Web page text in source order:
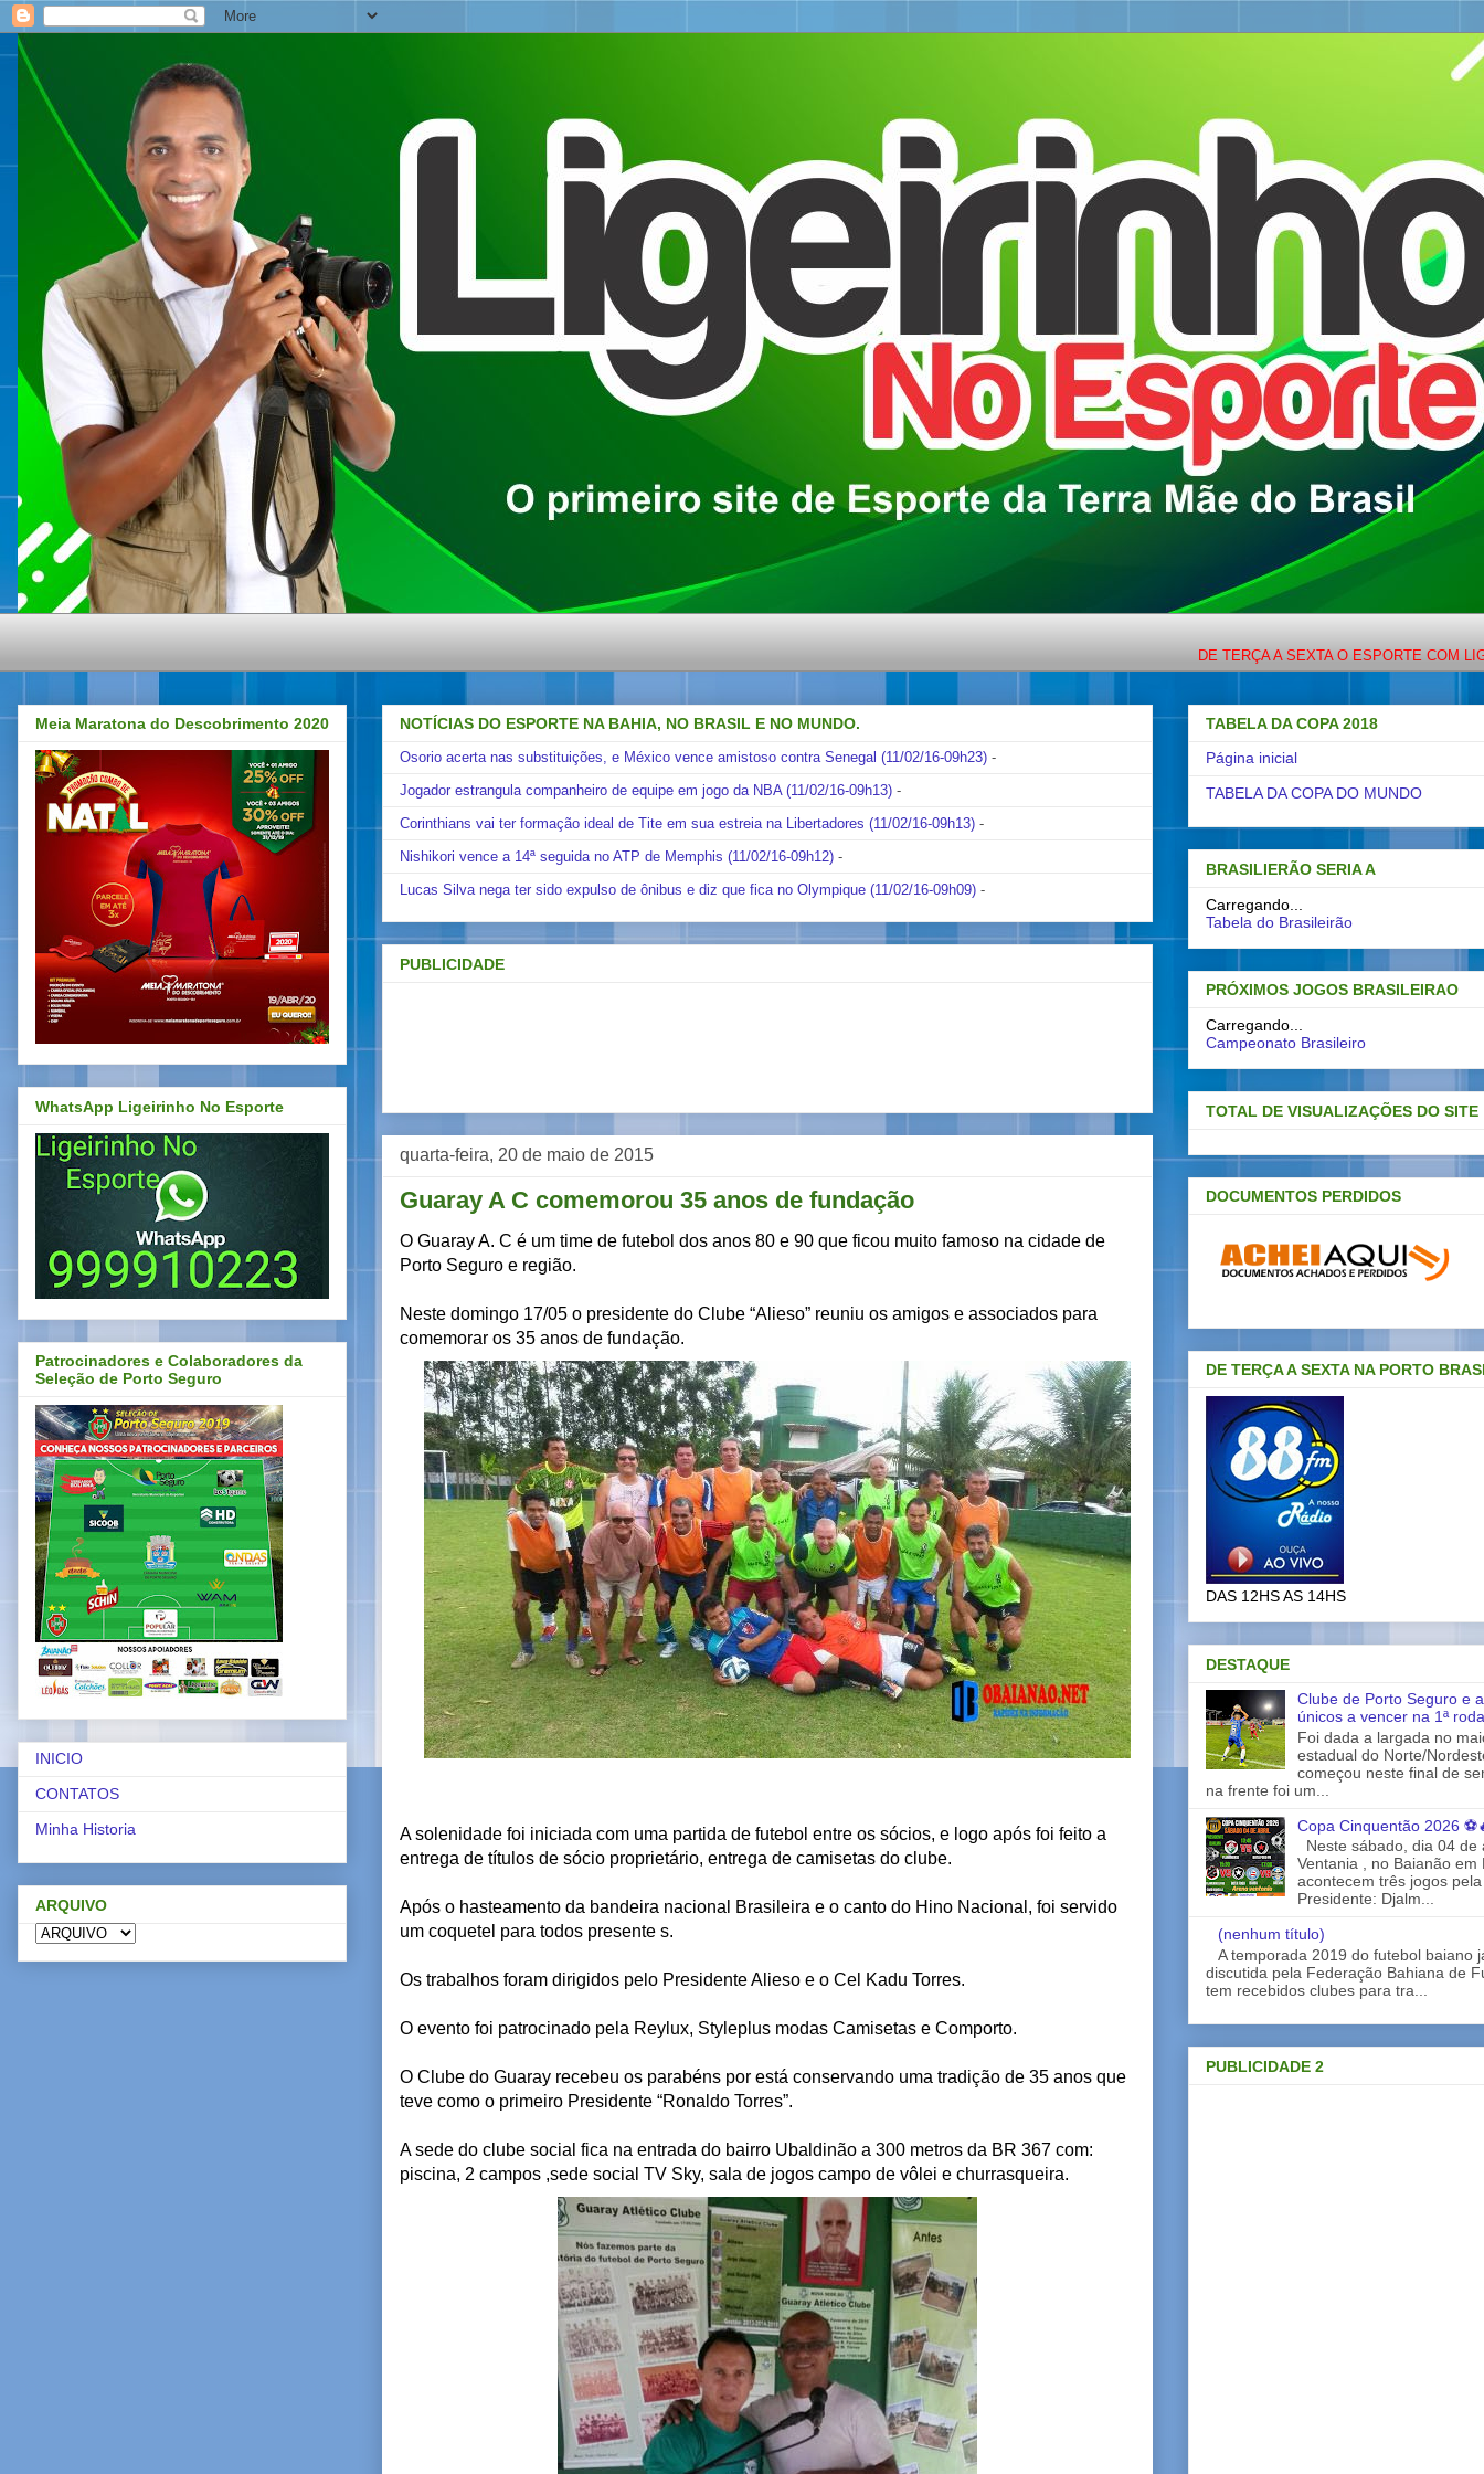
DE TERÇA A SEXTA O ESPORTE COM
NOTÍCIAS DO ESPORTE NA BAHIA, NO BRASIL E NO MUNDO.
Osorio acerta nas substituições, e México vence amistoso contra Senegal (11/02/16-09h23) -
Jogador estrangula companheiro de equipe em jogo da NBA (11/02/16-09h13) -
Corinthians vai ter formação ideal de Tite em sua estreia na Libertadores (11/02/16-09h13) -
Nishikori vence a 14ª seguida no ATP de Memphis (11/02/16-09h12) -
Lucas Silva nega ter sido expulso de ônibus e diz que fica no Olympique (11/02/16-09h09) -
PUBLICIDADE
quarta-feira, 20 de maio de 2015
Guaray A C comemorou 35 anos de fundação
O Guaray A. C é um time de futebol dos anos 80 e 90 que ficou muito famoso na cidade de
Porto Seguro e região.
Neste domingo 17/05 o presidente do Clube “Alieso” reuniu os amigos e associados para
comemorar os 35 anos de fundação.
A solenidade foi iniciada com uma partida de futebol entre os sócios, e logo após foi feito a
entrega de títulos de sócio proprietário, entrega de camisetas do clube.
Após o hasteamento da bandeira nacional Brasileira e o canto do Hino Nacional, foi servido
um coquetel para todos presente s.
Os trabalhos foram dirigidos pelo Presidente Alieso e o Cel Kadu Torres.
O evento foi patrocinado pela Reylux, Styleplus modas Camisetas e Comporto.
O Clube do Guaray recebeu os parabéns por está conservando uma tradição de 35 anos que
teve como o primeiro Presidente “Ronaldo Torres”.
A sede do clube social fica na entrada do bairro Ubaldinão a 300 metros da BR 367 com:
piscina, 2 campos ,sede social TV Sky, sala de jogos campo de vôlei e churrasqueira.
Meia Maratona do Descobrimento 2020
WhatsApp Ligeirinho No Esporte
Patrocinadores e Colaboradores da
Seleção de Porto Seguro
INICIO
CONTATOS
Minha Historia
ARQUIVO
TABELA DA COPA 2018
Página inicial
TABELA DA COPA DO MUNDO
BRASILIERÃO SERIA A
Carregando...
Tabela do Brasileirão
PRÓXIMOS JOGOS BRASILEIRAO
Carregando...
Campeonato Brasileiro
TOTAL DE VISUALIZAÇÕES DO SITE
DOCUMENTOS PERDIDOS
DE TERÇA A SEXTA NA PORTO
DAS 12HS AS 14HS
DESTAQUE
Clube de Porto Seguro e
únicos a vencer na 1ª
Foi dada a largada no
estadual do Norte/
começou neste final de
na frente foi um...
Copa Cinquentão 2026
Neste sábado, dia 04 de
Ventania , no Baianão em
acontecem três jogos
Presidente: Djalm...
(nenhum título)
A temporada 2019 do futebol baiano
discutida pela Federação Bahiana de
tem recebidos clubes para tra...
PUBLICIDADE 2